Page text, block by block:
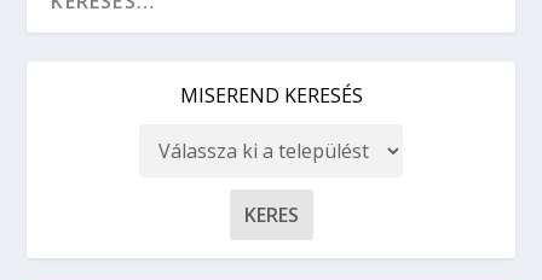
MISEREND KERESÉS